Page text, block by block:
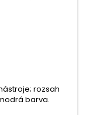
rozsah
barva.